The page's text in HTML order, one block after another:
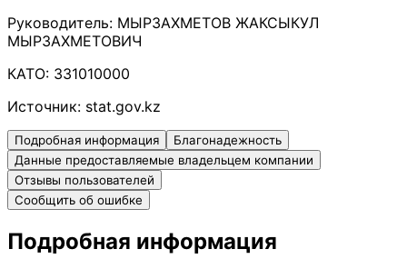
Руководитель: МЫРЗАХМЕТОВ ЖАКСЫКУЛ
МЫРЗАХМЕТОВИЧ
КАТО: 331010000
Источник: stat.gov.kz
Подробная информация
Благонадежность
Данные предоставляемые владельцем компании
Отзывы пользователей
Сообщить об ошибке
Подробная информация